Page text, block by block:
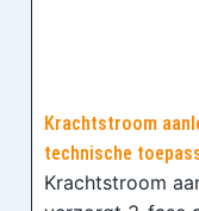
Krachtstroom
technische
Krachtstroom